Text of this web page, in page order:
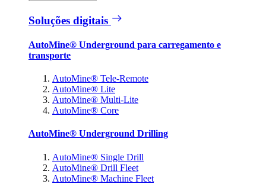
Soluções digitais
AutoMine® Underground para carregamento e
transporte
AutoMine® Tele-Remote
AutoMine® Lite
AutoMine® Multi-Lite
AutoMine® Core
AutoMine® Underground Drilling
AutoMine® Single Drill
AutoMine® Drill Fleet
AutoMine® Machine Fleet